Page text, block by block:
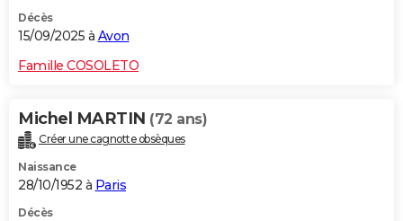
Décès
15/09/2025 à Avon
Famille COSOLETO
Michel MARTIN (72 ans)
Créer une cagnotte obsèques
Naissance
28/10/1952 à Paris
Décès